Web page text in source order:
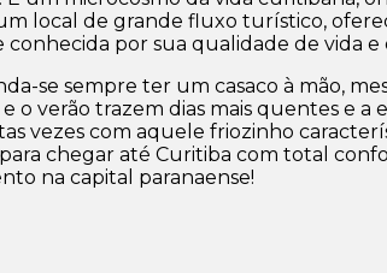
local de grande fluxo turístico,
por sua qualidade de vida e
se sempre ter um casaco à mão,
o verão trazem dias mais quentes e
vezes com aquele friozinho
chegar até Curitiba com total
na capital paranaense!